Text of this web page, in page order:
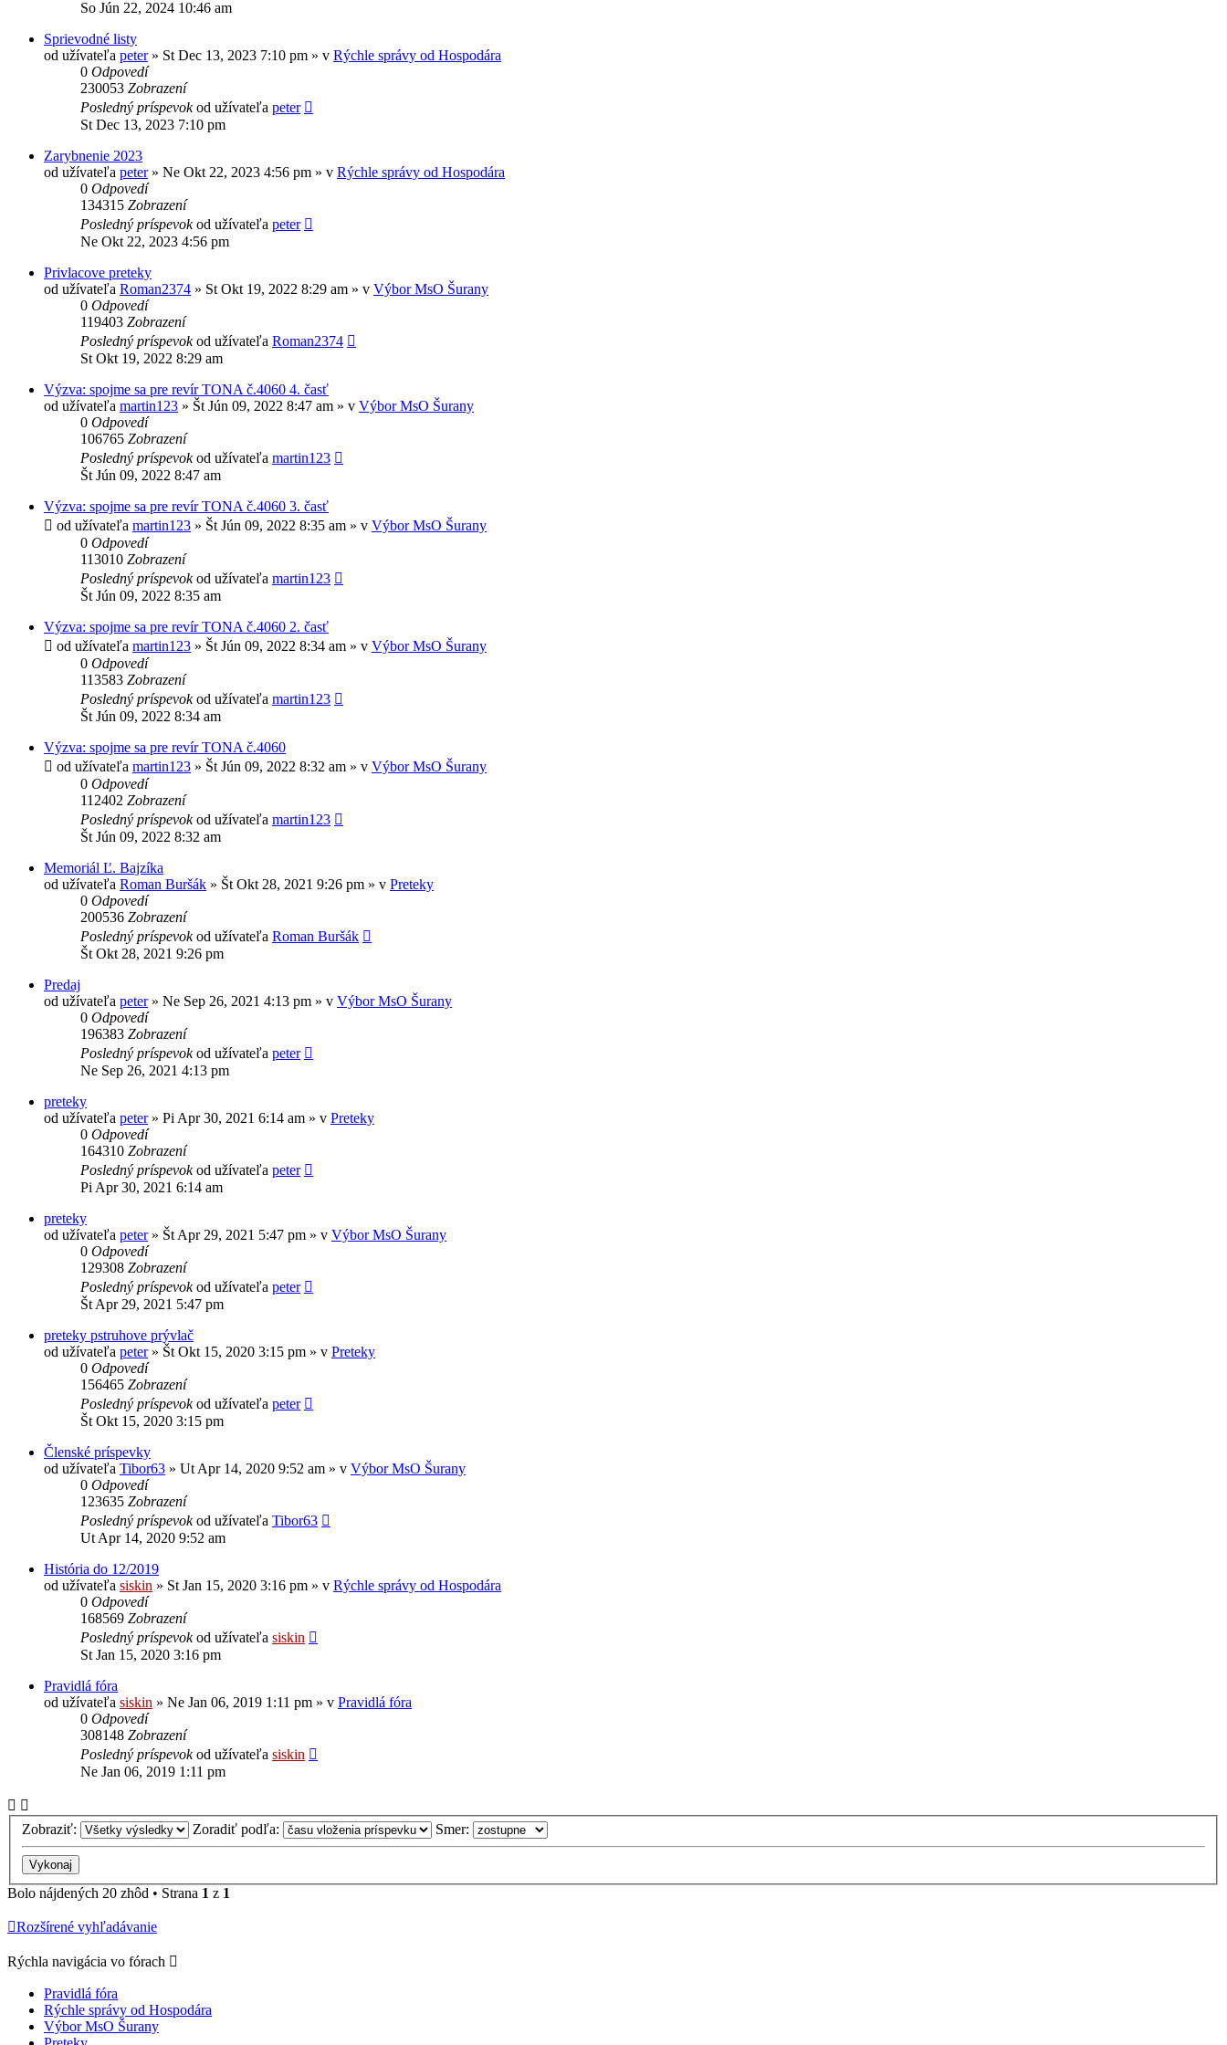
So Jún 22, 2024 10:46 am
Sprievodné listy
od užívateľa peter» St Dec 13, 2023 7:10 pm » v Rýchle správy od Hospodára
0 Odpovedí
230053 Zobrazení
Posledný príspevokod užívateľa peter
St Dec 13, 2023 7:10 pm
Zarybnenie 2023
od užívateľa peter» Ne Okt 22, 2023 4:56 pm » v Rýchle správy od Hospodára
0 Odpovedí
134315 Zobrazení
Posledný príspevokod užívateľa peter
Ne Okt 22, 2023 4:56 pm
Privlacove preteky
od užívateľa Roman2374 » St Okt 19, 2022 8:29 am » v Výbor MsO Šurany
0 Odpovedí
119403 Zobrazení
Posledný príspevokod užívateľa Roman2374
St Okt 19, 2022 8:29 am
Výzva: spojme sa pre revír TONA č.4060 4. časť
od užívateľa martin123 » Št Jún 09, 2022 8:47 am » v Výbor MsO Šurany
0 Odpovedí
106765 Zobrazení
Posledný príspevokod užívateľa martin123
Št Jún 09, 2022 8:47 am
Výzva: spojme sa pre revír TONA č.4060 3. časť
od užívateľa martin123 » Št Jún 09, 2022 8:35 am » v Výbor MsO Šurany
0 Odpovedí
113010 Zobrazení
Posledný príspevokod užívateľa martin123
Št Jún 09, 2022 8:35 am
Výzva: spojme sa pre revír TONA č.4060 2. časť
od užívateľa martin123 » Št Jún 09, 2022 8:34 am » v Výbor MsO Šurany
0 Odpovedí
113583 Zobrazení
Posledný príspevokod užívateľa martin123
Št Jún 09, 2022 8:34 am
Výzva: spojme sa pre revír TONA č.4060
od užívateľa martin123 » Št Jún 09, 2022 8:32 am » v Výbor MsO Šurany
0 Odpovedí
112402 Zobrazení
Posledný príspevokod užívateľa martin123
Št Jún 09, 2022 8:32 am
Memoriál Ľ. Bajzíka
od užívateľa Roman Buršák » Št Okt 28, 2021 9:26 pm » v Preteky
0 Odpovedí
200536 Zobrazení
Posledný príspevokod užívateľa Roman Buršák
Št Okt 28, 2021 9:26 pm
Predaj
od užívateľa peter» Ne Sep 26, 2021 4:13 pm » v Výbor MsO Šurany
0 Odpovedí
196383 Zobrazení
Posledný príspevokod užívateľa peter
Ne Sep 26, 2021 4:13 pm
preteky
od užívateľa peter» Pi Apr 30, 2021 6:14 am » v Preteky
0 Odpovedí
164310 Zobrazení
Posledný príspevokod užívateľa peter
Pi Apr 30, 2021 6:14 am
preteky
od užívateľa peter» Št Apr 29, 2021 5:47 pm » v Výbor MsO Šurany
0 Odpovedí
129308 Zobrazení
Posledný príspevokod užívateľa peter
Št Apr 29, 2021 5:47 pm
preteky pstruhove prývlač
od užívateľa peter» Št Okt 15, 2020 3:15 pm » v Preteky
0 Odpovedí
156465 Zobrazení
Posledný príspevokod užívateľa peter
Št Okt 15, 2020 3:15 pm
Členské príspevky
od užívateľa Tibor63 » Ut Apr 14, 2020 9:52 am » v Výbor MsO Šurany
0 Odpovedí
123635 Zobrazení
Posledný príspevokod užívateľa Tibor63
Ut Apr 14, 2020 9:52 am
História do 12/2019
od užívateľa siskin » St Jan 15, 2020 3:16 pm » v Rýchle správy od Hospodára
0 Odpovedí
168569 Zobrazení
Posledný príspevokod užívateľa siskin
St Jan 15, 2020 3:16 pm
Pravidlá fóra
od užívateľa siskin » Ne Jan 06, 2019 1:11 pm » v Pravidlá fóra
0 Odpovedí
308148 Zobrazení
Posledný príspevokod užívateľa siskin
Ne Jan 06, 2019 1:11 pm
Zobraziť: Zoradiť podľa: Smer:
Bolo nájdených 20 zhôd • Strana 1 z 1
Rozšírené vyhľadávanie
Rýchla navigácia vo fórach
Pravidlá fóra
Rýchle správy od Hospodára
Výbor MsO Šurany